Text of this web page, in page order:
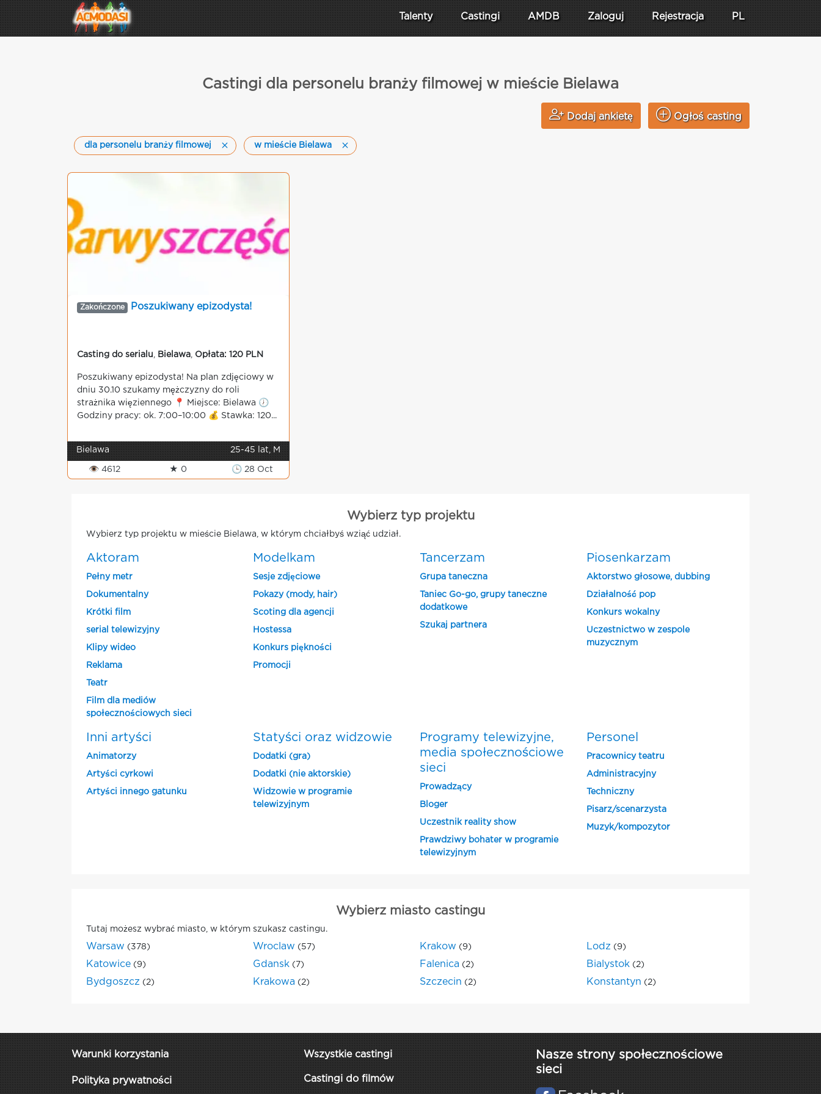
Talenty Castingi AMDB Zaloguj Rejestracja PL
Castingi dla personelu branży filmowej w mieście Bielawa
Dodaj ankietę Ogłoś casting
dla personelu branży filmowej w mieście Bielawa
Zakończone Poszukiwany epizodysta!
Casting do serialu Bielawa Opłata: 120 PLN
Poszukiwany epizodysta! Na plan zdjęciowy w
dniu 30.10 szukamy mężczyzny do roli
strażnika więziennego 📍 Miejsce: Bielawa 🕖
Godziny pracy: ok. 7:00–10:00 💰 Stawka: 120...
Bielawa 25-45 lat, M
👁 4612 ★ 0 🕒 28 Oct
Wybierz typ projektu
Wybierz typ projektu w mieście Bielawa, w którym chciałbyś wziąć udział.
Aktoram
Pełny metr
Dokumentalny
Krótki film
serial telewizyjny
Klipy wideo
Reklama
Teatr
Film dla mediów
społecznościowych sieci
Modelkam
Sesje zdjęciowe
Pokazy (mody, hair)
Scoting dla agencji
Hostessa
Konkurs piękności
Promocji
Tancerzam
Grupa taneczna
Taniec Go-go, grupy taneczne
dodatkowe
Szukaj partnera
Piosenkarzam
Aktorstwo głosowe, dubbing
Działalność pop
Konkurs wokalny
Uczestnictwo w zespole
muzycznym
Inni artyści
Animatorzy
Artyści cyrkowi
Artyści innego gatunku
Statyści oraz widzowie
Dodatki (gra)
Dodatki (nie aktorskie)
Widzowie w programie
telewizyjnym
Programy telewizyjne,
media społecznościowe
sieci
Prowadzący
Bloger
Uczestnik reality show
Prawdziwy bohater w programie
telewizyjnym
Personel
Pracownicy teatru
Administracyjny
Techniczny
Pisarz/scenarzysta
Muzyk/kompozytor
Wybierz miasto castingu
Tutaj możesz wybrać miasto, w którym szukasz castingu.
Warsaw (378) Wroclaw (57) Krakow (9) Lodz (9)
Katowice (9) Gdansk (7) Falenica (2) Bialystok (2)
Bydgoszcz (2) Krakowa (2) Szczecin (2) Konstantyn (2)
Warunki korzystania
Polityka prywatności
Wszystkie castingi
Castingi do filmów
Nasze strony społecznościowe
sieci